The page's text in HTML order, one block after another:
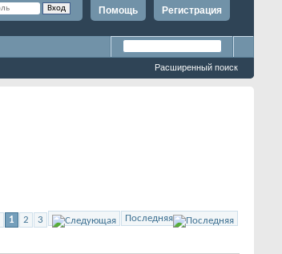
Регистрация
Помощь
Расширенный поиск
1 2 3 Последняя